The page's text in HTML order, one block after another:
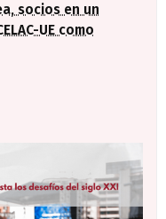
socios en un
UE como